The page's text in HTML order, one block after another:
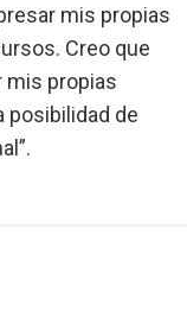
mis propias
Creo que
mis propias
posibilidad de